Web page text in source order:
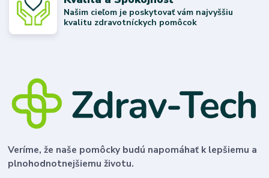
Našim cieľom je poskytovať vám najvyššiu
kvalitu zdravotníckych pomôcok
Veríme, že naše pomôcky budú napomáhať k lepšiemu a
plnohodnotnejšiemu životu.